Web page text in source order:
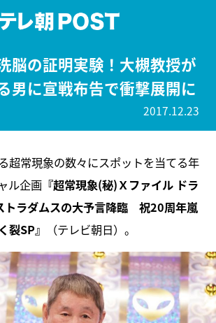
脳の証明実験！大槻教授が
男に宣戦布告で衝撃展開に
2017.12.23
超常現象の数々にスポットを当てる年
ル企画『超常現象(秘)Ｘファイル ドラ
トラダムスの大予言降臨 祝20周年嵐
裂SP』
（テレビ朝日）。